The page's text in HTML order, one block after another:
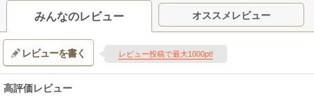
みんなのレビュー オススメレビュー
レビューを書く レビュー投稿で最大1000pt!
高評価レビュー